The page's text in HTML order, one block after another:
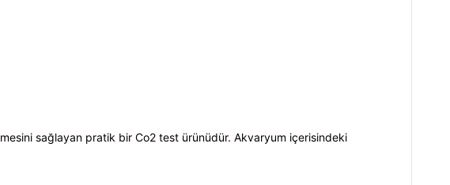
sağlayan pratik bir Co2 test ürünüdür. Akvaryum içerisindeki